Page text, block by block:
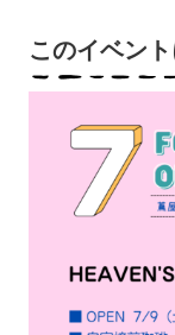
このイベン